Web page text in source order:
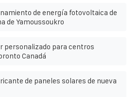
de energía fotovoltaica de
de Yamoussoukro
personalizado para centros
Canadá
de paneles solares de nueva